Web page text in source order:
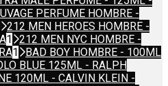
PERFUME HOMBRE -
212 MEN HEROES HOMBRE -
1
212 MEN NYC HOMBRE -
1
BAD BOY HOMBRE - 100ML
BLUE 125ML - RALPH
120ML - CALVIN KLEIN -